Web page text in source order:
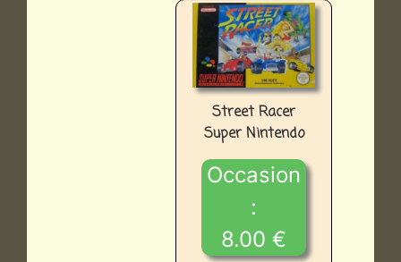
Street Racer
Super Nintendo
Occasion
:
8.00 €